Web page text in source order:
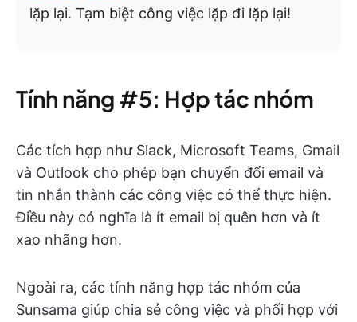
lặp lại. Tạm biệt công việc lặp đi lặp lại!
Tính năng #5: Hợp tác nhóm
Các tích hợp như Slack, Microsoft Teams, Gmail
và Outlook cho phép bạn chuyển đổi email và
tin nhắn thành các công việc có thể thực hiện.
Điều này có nghĩa là ít email bị quên hơn và ít
xao nhãng hơn.
Ngoài ra, các tính năng hợp tác nhóm của
Sunsama giúp chia sẻ công việc và phối hợp với